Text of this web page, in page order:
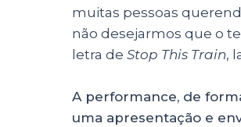
muitas pessoas
não desejarmos que o
letra de Stop This Train,
A performance, de
uma apresentação e